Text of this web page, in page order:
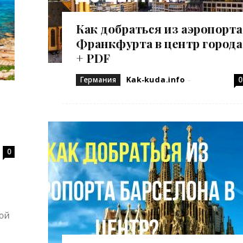
0
Как добраться из аэропорта
Франкфурта в центр города
+ PDF
Германия Kak-kuda.info - 0